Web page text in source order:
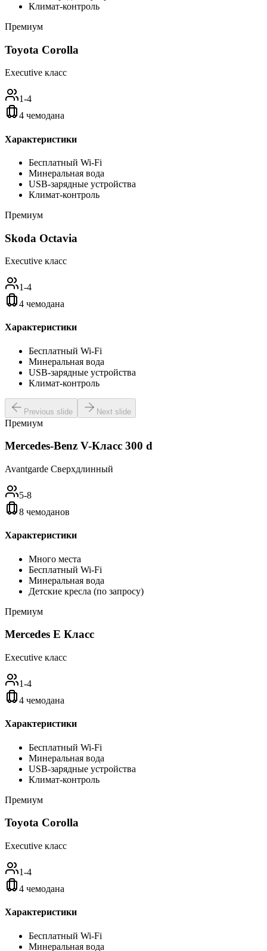
Климат-контроль
Премиум
Toyota Corolla
Executive класс
1-4
4 чемодана
Характеристики
Бесплатный Wi-Fi
Минеральная вода
USB-зарядные устройства
Климат-контроль
Премиум
Skoda Octavia
Executive класс
1-4
4 чемодана
Характеристики
Бесплатный Wi-Fi
Минеральная вода
USB-зарядные устройства
Климат-контроль
Previous slide Next slide
Премиум
Mercedes-Benz V-Класс 300 d
Avantgarde Сверхдлинный
5-8
8 чемоданов
Характеристики
Много места
Бесплатный Wi-Fi
Минеральная вода
Детские кресла (по запросу)
Премиум
Mercedes E Класс
Executive класс
1-4
4 чемодана
Характеристики
Бесплатный Wi-Fi
Минеральная вода
USB-зарядные устройства
Климат-контроль
Премиум
Toyota Corolla
Executive класс
1-4
4 чемодана
Характеристики
Бесплатный Wi-Fi
Минеральная вода